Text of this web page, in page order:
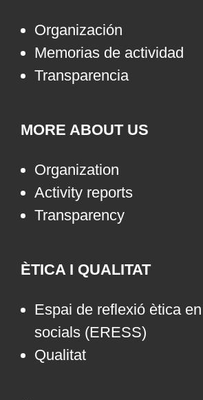
Organización
Memorias de actividad
Transparencia
MORE ABOUT US
Organization
Activity reports
Transparency
ÈTICA I QUALITAT
Espai de reflexió ètica
socials (ERESS)
Qualitat